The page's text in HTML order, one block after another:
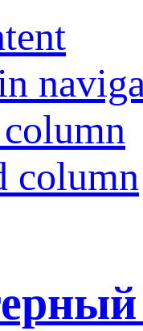
column